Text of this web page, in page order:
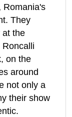
Romania's
They
at the
Roncalli
on the
around
not only a
their show